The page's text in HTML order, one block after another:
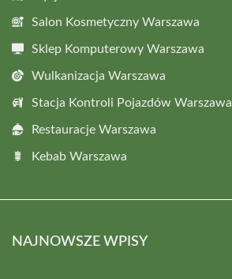
Salon Kosmetyczny Warszawa
Sklep Komputerowy Warszawa
Wulkanizacja Warszawa
Stacja Kontroli Pojazdów Warszawa
Restauracje Warszawa
Kebab Warszawa
NAJNOWSZE WPISY